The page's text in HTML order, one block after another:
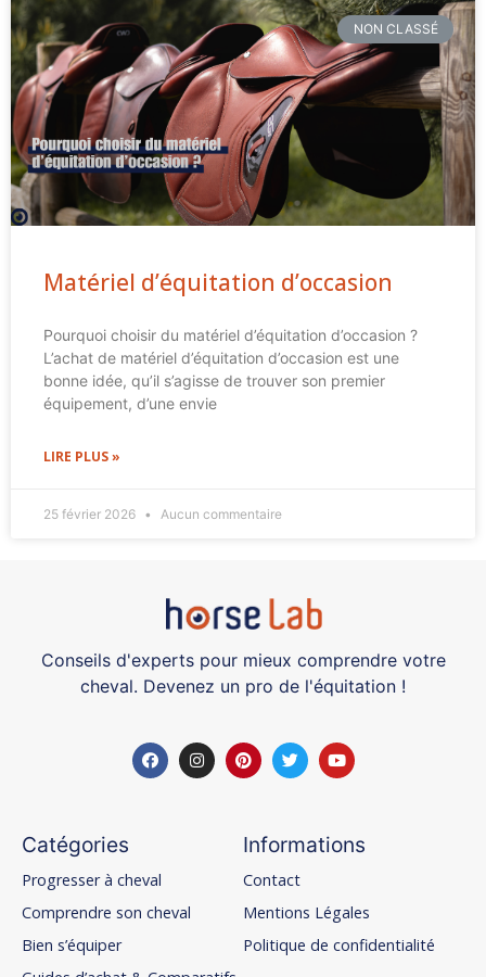
NON CLASSÉ
Matériel d’équitation d’occasion
Pourquoi choisir du matériel d’équitation d’occasion ?
L’achat de matériel d’équitation d’occasion est une
bonne idée, qu’il s’agisse de trouver son premier
équipement, d’une envie
LIRE PLUS »
25 février 2026 Aucun commentaire
Conseils d'experts pour mieux comprendre votre
cheval. Devenez un pro de l'équitation !
Catégories
Progresser à cheval
Comprendre son cheval
Bien s’équiper
Informations
Contact
Mentions Légales
Politique de confidentialité